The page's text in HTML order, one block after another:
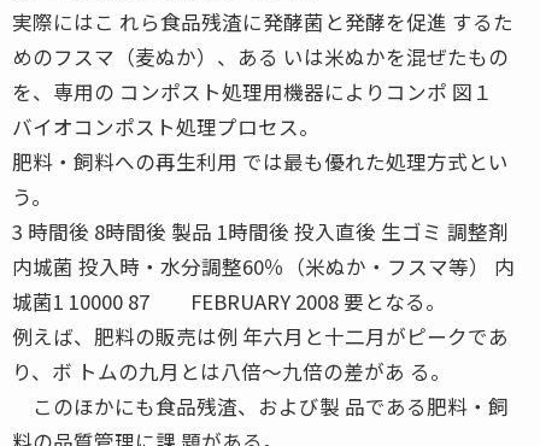
実際にはこ れら食品残渣に発酵菌と発酵を促進 するた
めのフスマ（麦ぬか）、ある いは米ぬかを混ぜたもの
を、専用の コンポスト処理用機器によりコンポ 図１
バイオコンポスト処理プロセス。
肥料・飼料への再生利用 では最も優れた処理方式とい
う。
3 時間後 8時間後 製品 1時間後 投入直後 生ゴミ 調整剤
内城菌 投入時・水分調整60％（米ぬか・フスマ等） 内
城菌1 10000 87 FEBRUARY 2008 要となる。
例えば、肥料の販売は例 年六月と十二月がピークであ
り、ボ トムの九月とは八倍〜九倍の差があ る。
このほかにも食品残渣、および製 品である肥料・飼